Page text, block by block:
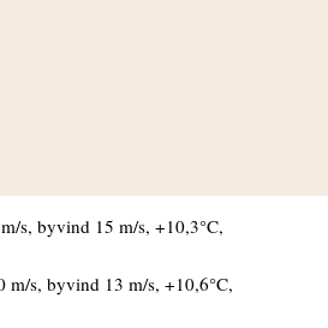
och ganska god sikt men
mestadels helmulet och långsamt
och kvällen bjöd mest på sol, så då
s, byvind 16 m/s, +10,4°C,
s, byvind 15 m/s, +10,3°C,
s, byvind 13 m/s, +10,6°C,